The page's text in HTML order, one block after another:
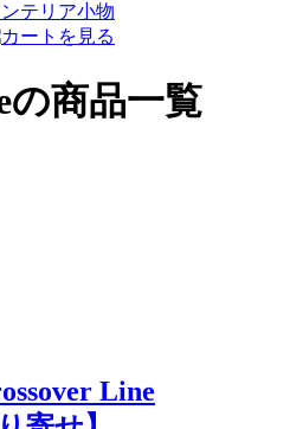
テリア小物
の商品一覧
Line